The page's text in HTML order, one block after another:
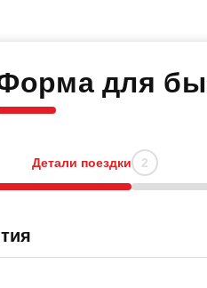
для
Детали поездки